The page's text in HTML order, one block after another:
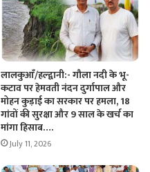
लालकुआँ/हल्द्वानी:- गौला नदी के भू-
कटाव पर हेमवती नंदन दुर्गापाल और
मोहन कुड़ाई का सरकार पर हमला, 18
गांवों की सुरक्षा और 9 साल के खर्च का
मांगा हिसाब….
July 11, 2026